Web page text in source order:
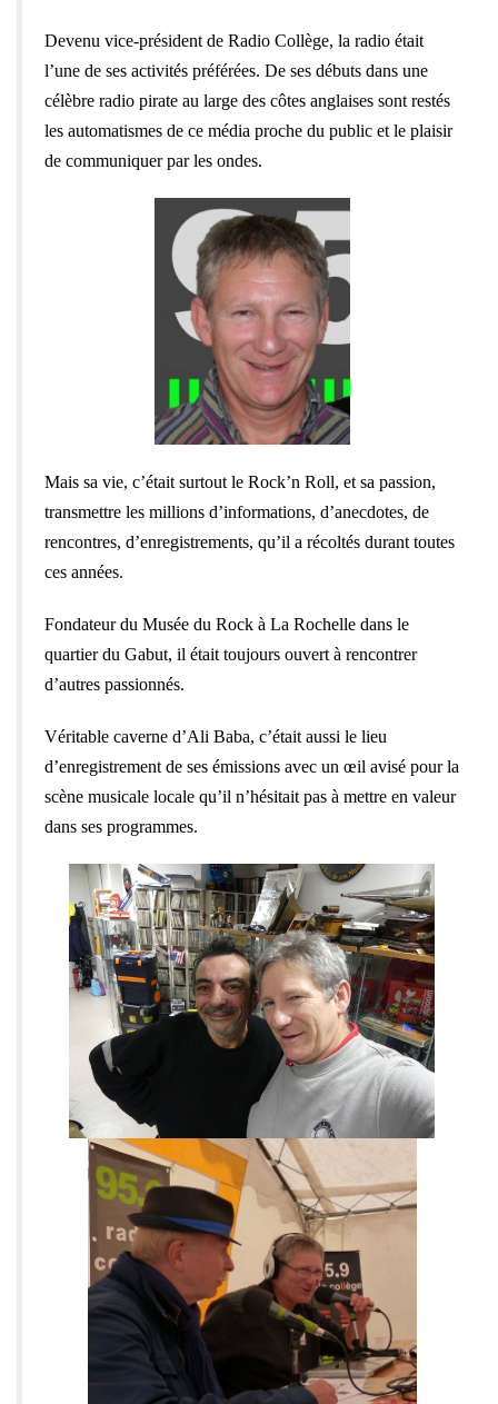
Devenu vice-président de Radio Collège, la radio était
l’une de ses activités préférées. De ses débuts dans une
célèbre radio pirate au large des côtes anglaises sont restés
les automatismes de ce média proche du public et le plaisir
de communiquer par les ondes.
Mais sa vie, c’était surtout le Rock’n Roll, et sa passion,
transmettre les millions d’informations, d’anecdotes, de
rencontres, d’enregistrements, qu’il a récoltés durant toutes
ces années.
Fondateur du Musée du Rock à La Rochelle dans le
quartier du Gabut, il était toujours ouvert à rencontrer
d’autres passionnés.
Véritable caverne d’Ali Baba, c’était aussi le lieu
d’enregistrement de ses émissions avec un œil avisé pour la
scène musicale locale qu’il n’hésitait pas à mettre en valeur
dans ses programmes.